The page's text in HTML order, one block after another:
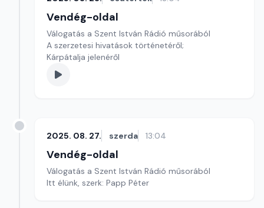
Vendég-oldal
Válogatás a Szent István Rádió műsorából
A szerzetesi hivatások történetéről;
Kárpátalja jelenéről
2025. 08. 27. szerda 13:04
Vendég-oldal
Válogatás a Szent István Rádió műsorából
Itt élünk, szerk: Papp Péter